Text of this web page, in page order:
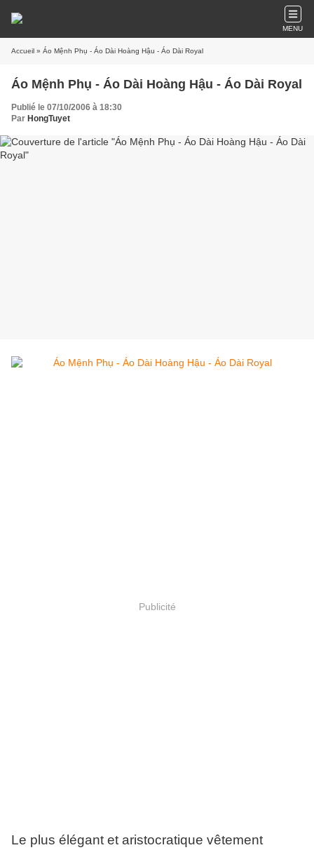
MENU
Accueil » Áo Mệnh Phụ - Áo Dài Hoàng Hậu - Áo Dài Royal
Áo Mệnh Phụ - Áo Dài Hoàng Hậu - Áo Dài Royal
Publié le 07/10/2006 à 18:30
Par HongTuyet
Publicité
Le plus élégant et aristocratique vêtement